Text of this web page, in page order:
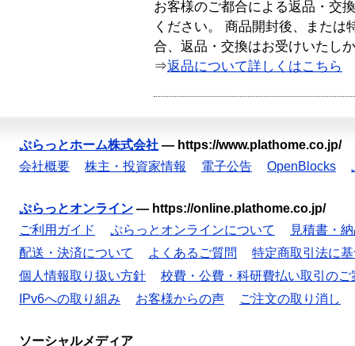
お客様のご都合による返品・交
ください。 商品開封後、または
合、返品・交換はお受けいたし
⇒返品について詳しくはこちら
ぷらっとホーム株式会社 — https://www.plathome.co.jp/
会社概要
株主・投資家情報 電子公告 OpenBlocks
ぷらっとオンライン — https://online.plathome.co.jp/
ご利用ガイド
ぷらっとオンラインについて
見積書・
配送・決済について
よくあるご質問
特定商取引法に
個人情報取り扱い方針
校費・公費・科研費払い取引のご
IPv6への取り組み
お客様からの声 ご注文の取り消し
ソーシャルメディア